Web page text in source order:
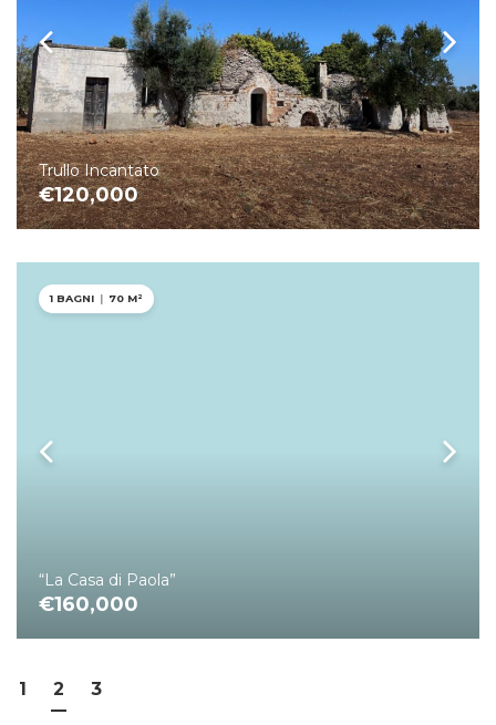
Trullo Incantato
€120,000
“La Casa di Paola”
€160,000
1 BAGNI | 70 M²
1 2 3